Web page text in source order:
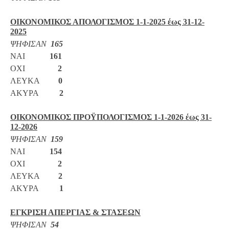
ΟΙΚΟΝΟΜΙΚΟΣ ΑΠΟΛΟΓΙΣΜΟΣ 1-1-2025 έως 31-12-
2025
ΨΗΦΙΣΑΝ 165
ΝΑΙ 161
ΟΧΙ 2
ΛΕΥΚΑ 0
ΑΚΥΡΑ 2
ΟΙΚΟΝΟΜΙΚΟΣ ΠΡΟΫΠΟΛΟΓΙΣΜΟΣ 1-1-2026 έως 31-
12-2026
ΨΗΦΙΣΑΝ 159
ΝΑΙ 154
ΟΧΙ 2
ΛΕΥΚΑ 2
ΑΚΥΡΑ 1
ΕΓΚΡΙΣΗ ΑΠΕΡΓΙΑΣ & ΣΤΑΣΕΩΝ
ΨΗΦΙΣΑΝ 54